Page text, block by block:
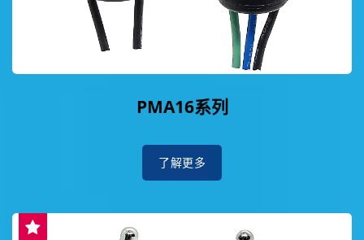
PMA16系列
了解更多